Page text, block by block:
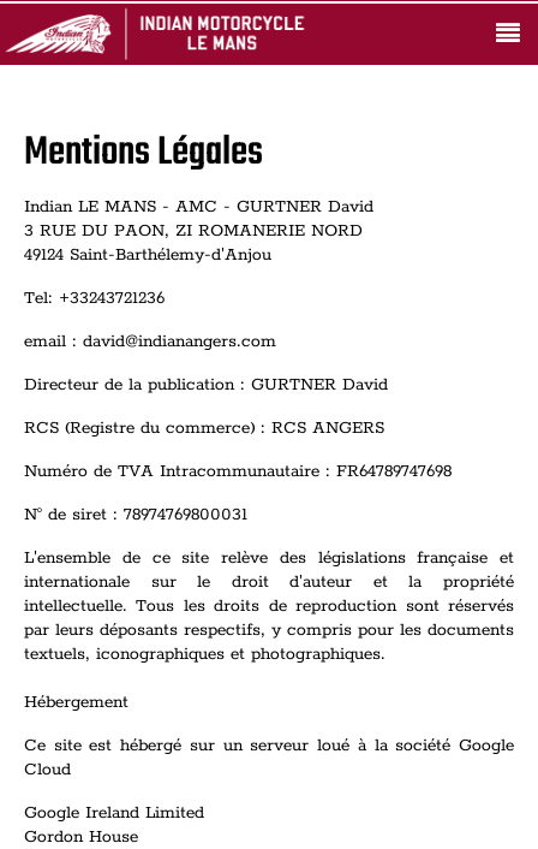
Mentions Légales
Indian LE MANS - AMC - GURTNER David
3 RUE DU PAON, ZI ROMANERIE NORD
49124 Saint-Barthélemy-d'Anjou
Tel: +33243721236
email : david@indianangers.com
Directeur de la publication : GURTNER David
RCS (Registre du commerce) : RCS ANGERS
Numéro de TVA Intracommunautaire : FR64789747698
N° de siret : 78974769800031
L'ensemble de ce site relève des législations française et
internationale sur le droit d'auteur et la propriété
intellectuelle. Tous les droits de reproduction sont réservés
par leurs déposants respectifs, y compris pour les documents
textuels, iconographiques et photographiques.
Hébergement
Ce site est hébergé sur un serveur loué à la société Google
Cloud
Google Ireland Limited
Gordon House